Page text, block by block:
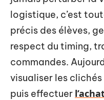
logistique, c’est
précis des élèves,
respect du timing,
commandes.
visualiser les clichés
puis effectuer